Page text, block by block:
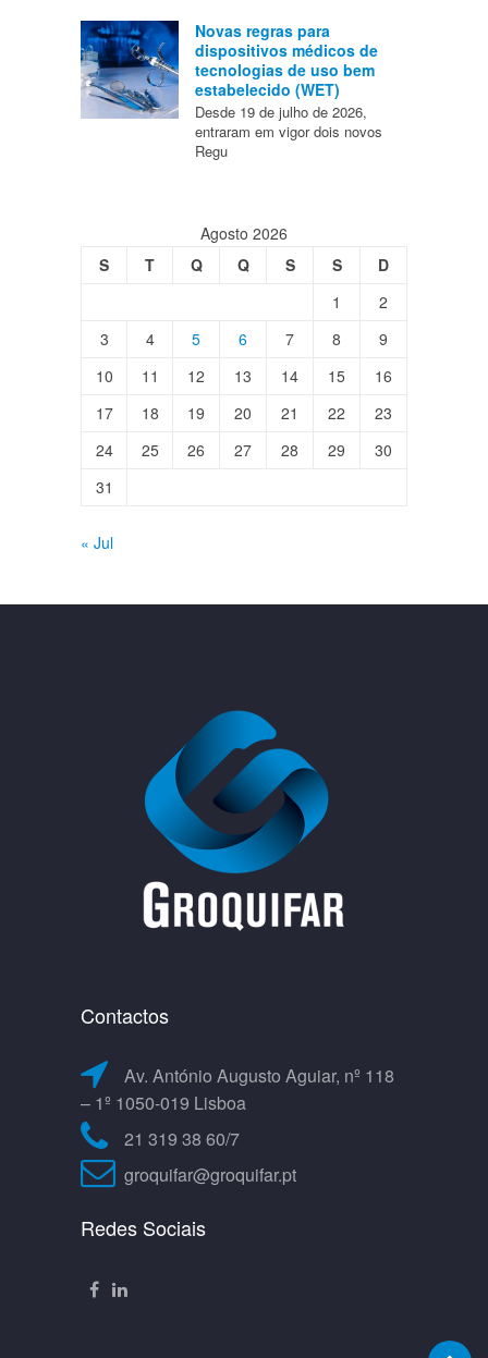
Novas regras para
dispositivos médicos de
tecnologias de uso bem
estabelecido (WET)
Desde 19 de julho de 2026,
entraram em vigor dois novos
Regu
Agosto 2026
S
T Q Q S S
D
1
2
3
4 5 6 7 8
9
10
11 12 13 14 15
16
17
18 19 20 21 22
23
24
25 26 27 28 29
30
31
« Jul
Contactos
Av. António Augusto Aguiar, nº 118
– 1º 1050-019 Lisboa
21 319 38 60/7
groquifar@groquifar.pt
Redes Sociais